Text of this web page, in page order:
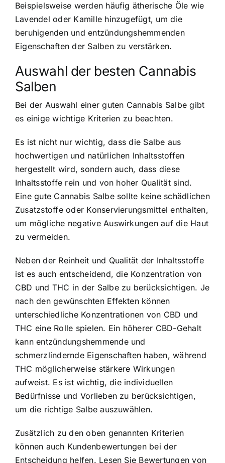
Beispielsweise werden häufig ätherische Öle wie
Lavendel oder Kamille hinzugefügt, um die
beruhigenden und entzündungshemmenden
Eigenschaften der Salben zu verstärken.
Auswahl der besten Cannabis
Salben
Bei der Auswahl einer guten Cannabis Salbe gibt
es einige wichtige Kriterien zu beachten.
Es ist nicht nur wichtig, dass die Salbe aus
hochwertigen und natürlichen Inhaltsstoffen
hergestellt wird, sondern auch, dass diese
Inhaltsstoffe rein und von hoher Qualität sind.
Eine gute Cannabis Salbe sollte keine schädlichen
Zusatzstoffe oder Konservierungsmittel enthalten,
um mögliche negative Auswirkungen auf die Haut
zu vermeiden.
Neben der Reinheit und Qualität der Inhaltsstoffe
ist es auch entscheidend, die Konzentration von
CBD und THC in der Salbe zu berücksichtigen. Je
nach den gewünschten Effekten können
unterschiedliche Konzentrationen von CBD und
THC eine Rolle spielen. Ein höherer CBD-Gehalt
kann entzündungshemmende und
schmerzlindernde Eigenschaften haben, während
THC möglicherweise stärkere Wirkungen
aufweist. Es ist wichtig, die individuellen
Bedürfnisse und Vorlieben zu berücksichtigen,
um die richtige Salbe auszuwählen.
Zusätzlich zu den oben genannten Kriterien
können auch Kundenbewertungen bei der
Entscheidung helfen. Lesen Sie Bewertungen von